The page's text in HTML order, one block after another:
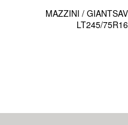
MAZZINI /
LT245/75R16